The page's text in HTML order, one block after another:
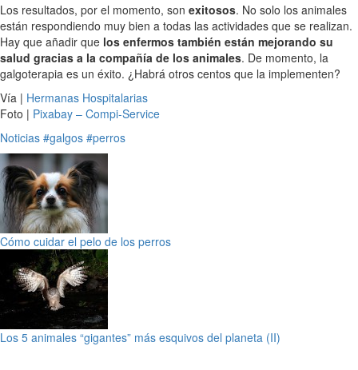
Los resultados, por el momento, son exitosos. No solo los animales
están respondiendo muy bien a todas las actividades que se realizan.
Hay que añadir que los enfermos también están mejorando su
salud gracias a la compañía de los animales. De momento, la
galgoterapia es un éxito. ¿Habrá otros centos que la implementen?
Vía | Hermanas Hospitalarias
Foto | Pixabay – Compi-Service
Noticias #galgos #perros
Cómo cuidar el pelo de los perros
Los 5 animales “gigantes” más esquivos del planeta (II)